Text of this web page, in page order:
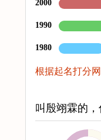
2000
1990
1980
根据起名打分
叫殷翊霖的